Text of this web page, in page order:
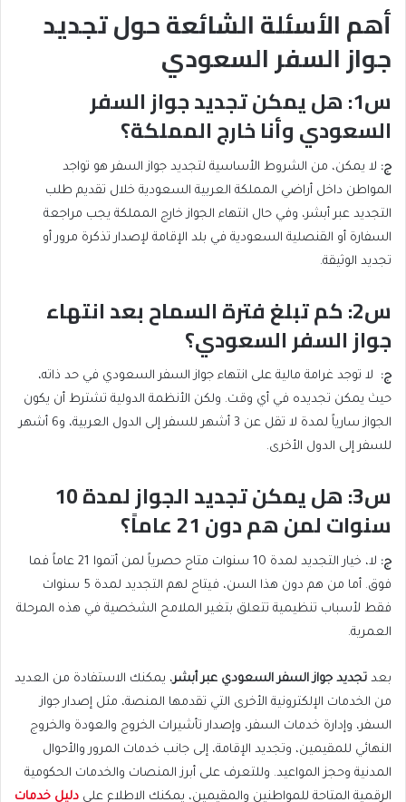
أهم الأسئلة الشائعة حول تجديد
جواز السفر السعودي
س1: هل يمكن تجديد جواز السفر
السعودي وأنا خارج المملكة؟
ج: لا يمكن، من الشروط الأساسية لتجديد جواز السفر هو تواجد
المواطن داخل أراضي المملكة العربية السعودية خلال تقديم طلب
التجديد عبر أبشر، وفي حال انتهاء الجواز خارج المملكة يجب مراجعة
السفارة أو القنصلية السعودية في بلد الإقامة لإصدار تذكرة مرور أو
تجديد الوثيقة.
س2: كم تبلغ فترة السماح بعد انتهاء
جواز السفر السعودي؟
ج: لا توجد غرامة مالية على انتهاء جواز السفر السعودي في حد ذاته،
حيث يمكن تجديده في أي وقت. ولكن الأنظمة الدولية تشترط أن يكون
الجواز سارياً لمدة لا تقل عن 3 أشهر للسفر إلى الدول العربية، و6 أشهر
للسفر إلى الدول الأخرى.
س3: هل يمكن تجديد الجواز لمدة 10
سنوات لمن هم دون 21 عاماً؟
ج:
لا، خيار التجديد لمدة 10 سنوات متاح حصرياً لمن أتموا 21 عاماً فما
فوق. أما من هم دون هذا السن، فيتاح لهم التجديد لمدة 5 سنوات
فقط لأسباب تنظيمية تتعلق بتغير الملامح الشخصية في هذه المرحلة
العمرية.
بعد تجديد جواز السفر السعودي عبر أبشر، يمكنك الاستفادة من العديد
من الخدمات الإلكترونية الأخرى التي تقدمها المنصة، مثل إصدار جواز
السفر، وإدارة خدمات السفر، وإصدار تأشيرات الخروج والعودة والخروج
النهائي للمقيمين، وتجديد الإقامة، إلى جانب خدمات المرور والأحوال
المدنية وحجز المواعيد. وللتعرف على أبرز المنصات والخدمات الحكومية
الرقمية المتاحة للمواطنين والمقيمين، يمكنك الاطلاع على دليل خدمات